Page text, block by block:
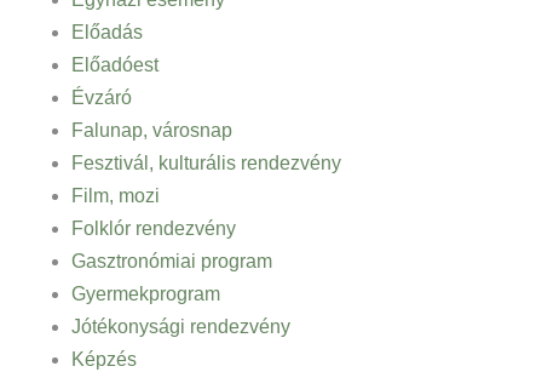
Előadás
Előadóest
Évzáró
Falunap, városnap
Fesztivál, kulturális rendezvény
Film, mozi
Folklór rendezvény
Gasztronómiai program
Gyermekprogram
Jótékonysági rendezvény
Képzés